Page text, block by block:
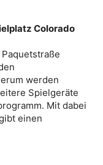
Colorado
werden
Spielgeräte
Mit dabei
einen